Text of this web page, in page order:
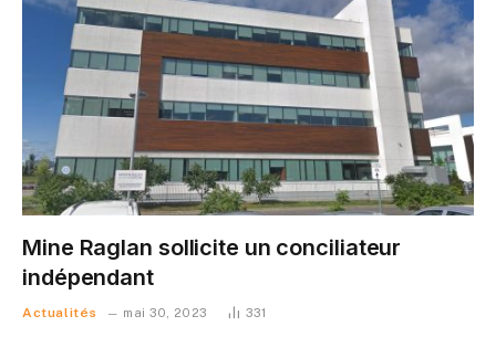
Mine Raglan sollicite un conciliateur
indépendant
Actualités mai 30, 2023 331